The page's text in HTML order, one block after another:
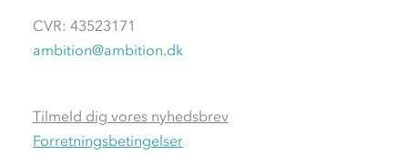
CVR: 43523171
ambition@ambition.dk
Tilmeld dig vores nyhedsbrev
Forretningsbetingelser